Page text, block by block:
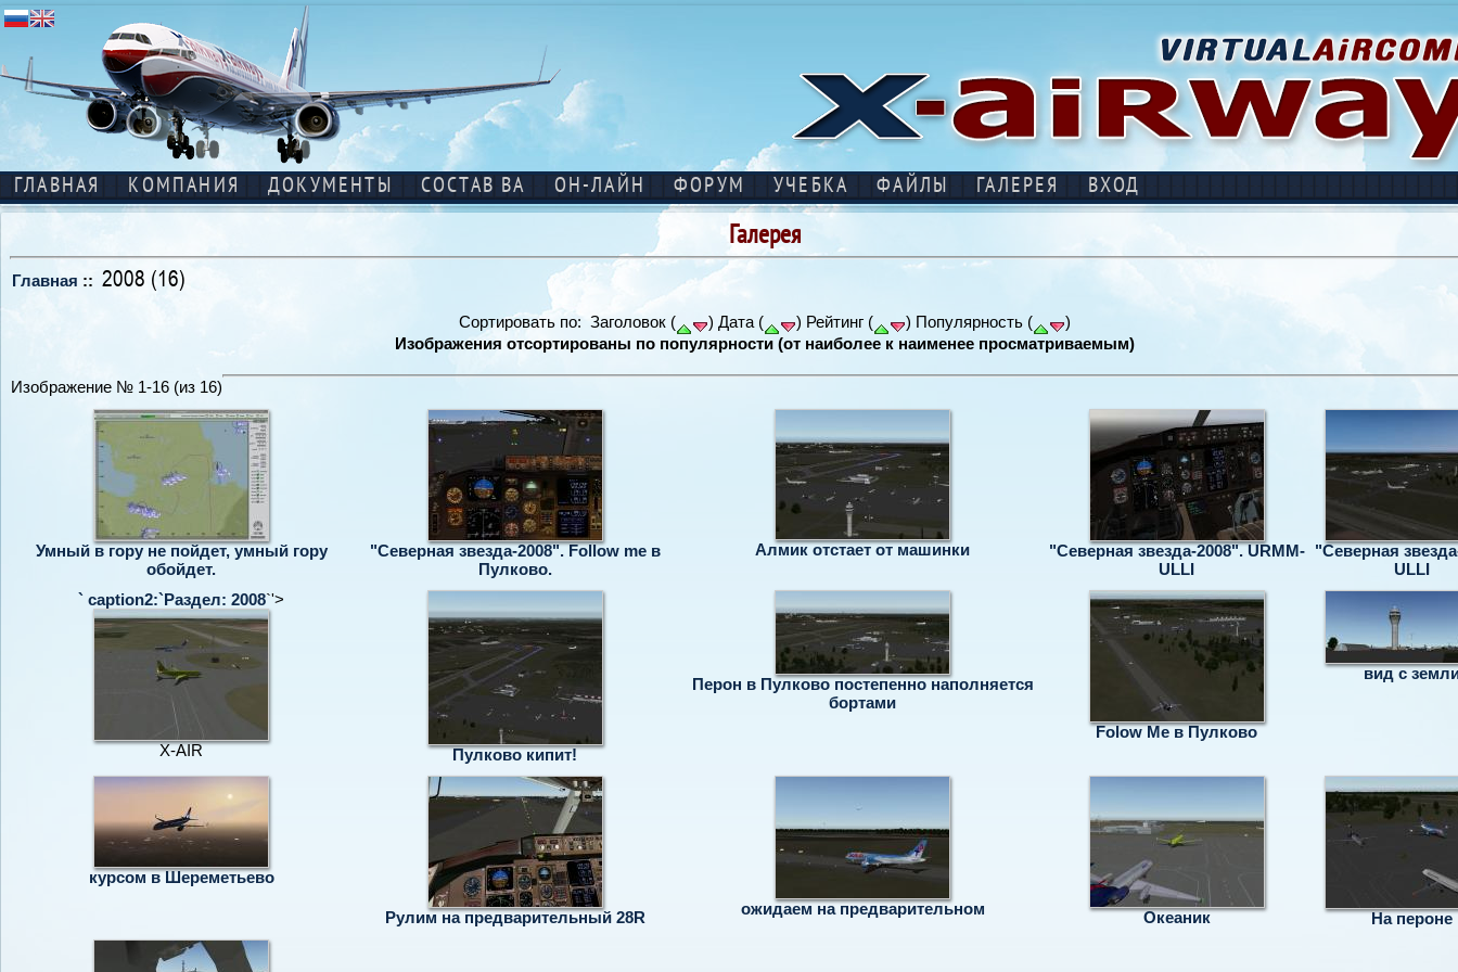
ГЛАВНАЯ КОМПАНИЯ ДОКУМЕНТЫ СОСТАВ ВА ОН-ЛАЙН ФОРУМ УЧЕБКА ФАЙЛЫ ГАЛЕРЕЯ ВХОД
Галерея
Главная :: 2008 (16)
Сортировать по: Заголовок ( ) Дата ( ) Рейтинг ( ) Популярность (
)
Изображения отсортированы по популярности (от наиболее к наименее просматриваемым)
Изображение № 1-16 (из 16)
Умный в гору не пойдет, умный гору
обойдет.
"Северная звезда-2008". Follow me в
Пулково.
Алмик отстает от машинки
"Северная звезда-2008". URMM-
ULLI
"Северная
ULLI
` caption2:`Раздел: 2008`'>
X-AIR Пулково кипит!
Перон в Пулково постепенно наполняется
бортами
Folow Me в Пулково
вид с
курсом в Шереметьево
Рулим на предварительный 28R ожидаем на предварительном Океаник На пероне